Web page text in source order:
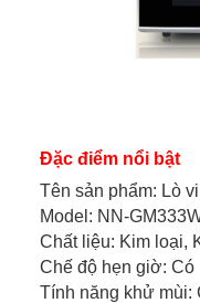
Đặc điểm nổi bật
Tên sản phẩm: Lò
Model: NN-
Chất liệu: Kim loại,
Chế độ hẹn giờ: Có
Tính năng khử mùi: